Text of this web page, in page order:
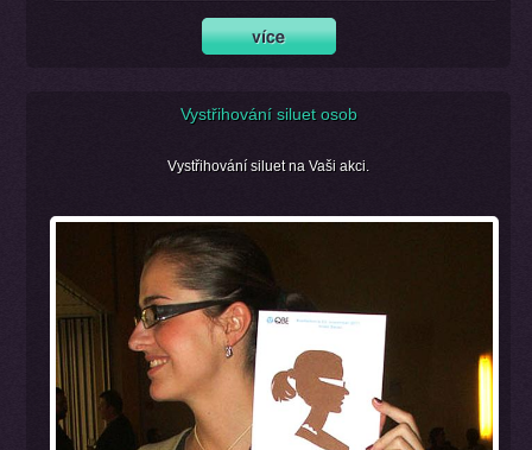
Vystřihování siluet osob
Vystřihování siluet na Vaši akci.